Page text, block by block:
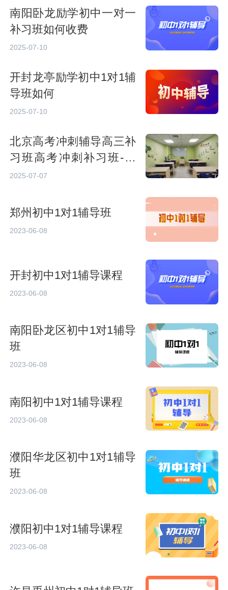
南阳卧龙励学初中一对一
补习班如何收费
2025-07-10
开封龙亭励学初中1对1辅
导班如何
2025-07-10
北京高考冲刺辅导高三补
习班高考冲刺补习班-龙
文教育
2025-07-07
郑州初中1对1辅导班
2023-06-08
开封初中1对1辅导课程
2023-06-08
南阳卧龙区初中1对1辅导
班
2023-06-08
南阳初中1对1辅导课程
2023-06-08
濮阳华龙区初中1对1辅导
班
2023-06-08
濮阳初中1对1辅导课程
2023-06-08